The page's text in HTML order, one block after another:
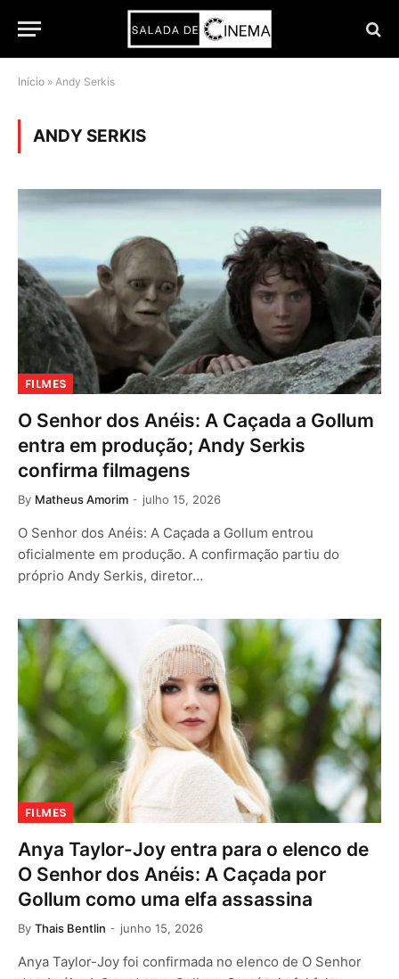
Início » Andy Serkis
ANDY SERKIS
FILMES
O Senhor dos Anéis: A Caçada a Gollum
entra em produção; Andy Serkis
confirma filmagens
By Matheus Amorim julho 15, 2026
O Senhor dos Anéis: A Caçada a Gollum entrou
oficialmente em produção. A confirmação partiu do
próprio Andy Serkis, diretor…
FILMES
Anya Taylor-Joy entra para o elenco de
O Senhor dos Anéis: A Caçada por
Gollum como uma elfa assassina
By Thais Bentlin junho 15, 2026
Anya Taylor-Joy foi confirmada no elenco de O Senhor